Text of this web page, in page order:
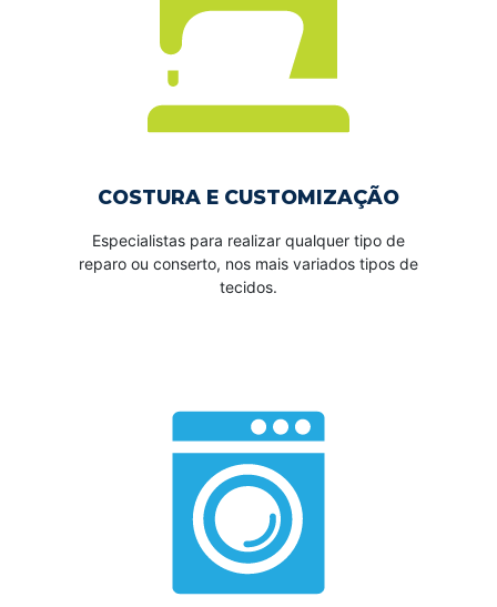
COSTURA E CUSTOMIZAÇÃO
Especialistas para realizar qualquer tipo de
reparo ou conserto, nos mais variados tipos de
tecidos.